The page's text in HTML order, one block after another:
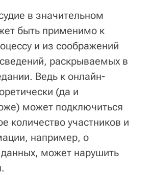
в значительном
быть применимо к
и из соображений
раскрываемых в
Ведь к онлайн-
(да и
может подключиться
количество участников и
например, о
может нарушить